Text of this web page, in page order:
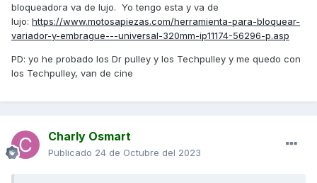
PD: La verdad que esté foro es muy interesante para los
que no tenemos ni idea de mecánica, así que felicidades a
todos los que lo conforman.
bloqueadora va de lujo. Yo tengo esta y va de
lujo: https://www.motosapiezas.com/herramienta-para-bloquear-
variador-y-embrague---universal-320mm-ip11174-56296-p.asp
PD: yo he probado los Dr pulley y los Techpulley y me quedo con
los Techpulley, van de cine
Charly Osmart
Publicado 24 de Octubre del 2023